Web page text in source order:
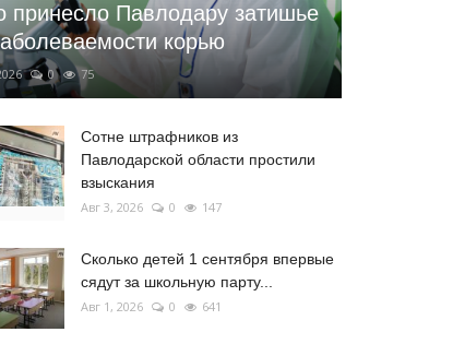
принесло Павлодару затишье
корью
0 75
Сотне штрафников из
Павлодарской области простили
взыскания
Авг 3, 2026 0 147
Сколько детей 1 сентября впервые
сядут за школьную парту...
Авг 1, 2026 0 641